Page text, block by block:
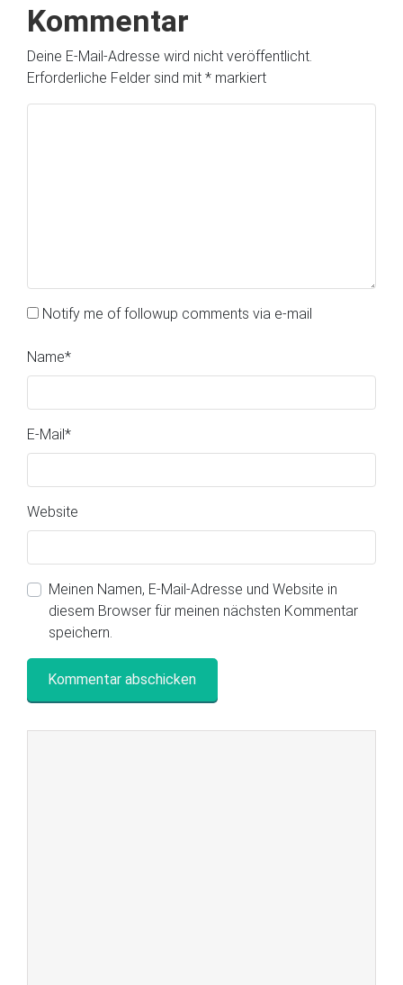
Kommentar
Deine E-Mail-Adresse wird nicht veröffentlicht.
Erforderliche Felder sind mit * markiert
Notify me of followup comments via e-mail
Name*
E-Mail*
Website
Meinen Namen, E-Mail-Adresse und Website in
diesem Browser für meinen nächsten Kommentar
speichern.